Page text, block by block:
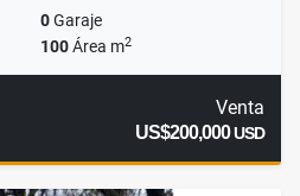
0Garaje
100Área m2
Venta
US$200,000USD